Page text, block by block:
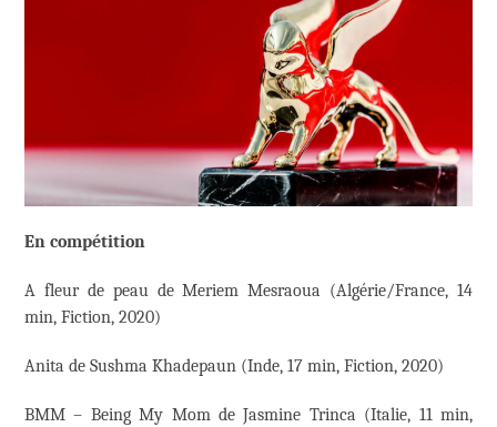
En compétition
A fleur de peau de Meriem Mesraoua (Algérie/France, 14
min, Fiction, 2020)
Anita de Sushma Khadepaun (Inde, 17 min, Fiction, 2020)
BMM – Being My Mom de Jasmine Trinca (Italie, 11 min,